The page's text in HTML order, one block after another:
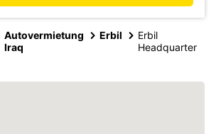
Autovermietung
Iraq
Erbil
Erbil
Headquarter